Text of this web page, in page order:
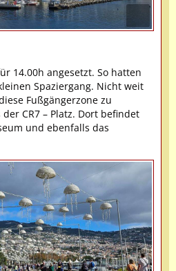
14.00h angesetzt. So hatten
Spaziergang. Nicht weit
Fußgängerzone zu
CR7 – Platz. Dort befindet
und ebenfalls das